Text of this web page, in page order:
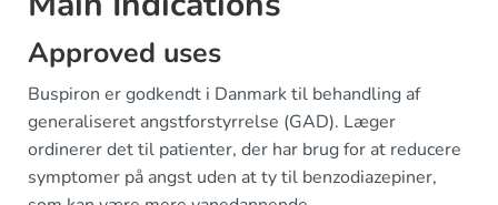
Approved uses
Buspiron er godkendt i Danmark til behandling af
generaliseret angstforstyrrelse (GAD). Læger
ordinerer det til patienter, der har brug for at reducere
symptomer på angst uden at ty til benzodiazepiner,